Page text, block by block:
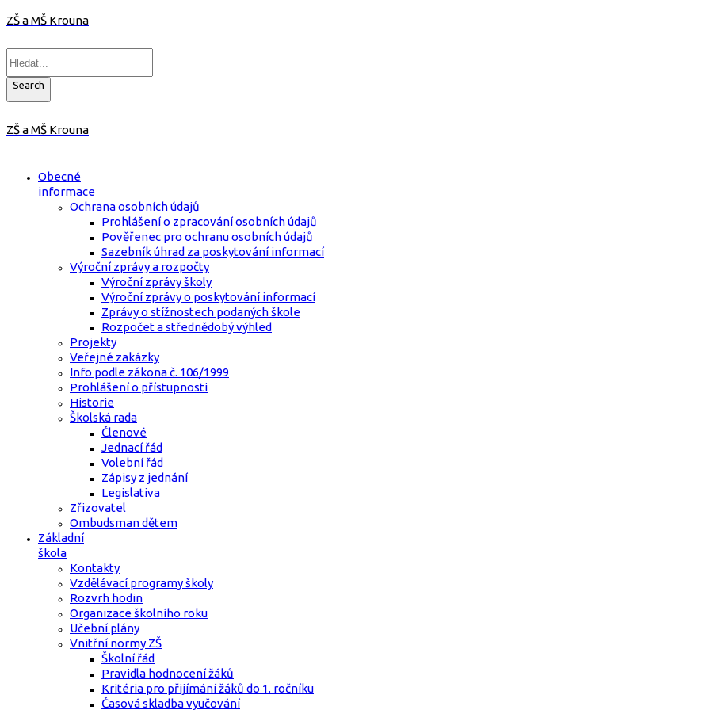
ZŠ a MŠ Krouna
Search
ZŠ a MŠ Krouna
Obecné
informace
Ochrana osobních údajů
Prohlášení o zpracování osobních údajů
Pověřenec pro ochranu osobních údajů
Sazebník úhrad za poskytování informací
Výroční zprávy a rozpočty
Výroční zprávy školy
Výroční zprávy o poskytování informací
Zprávy o stížnostech podaných škole
Rozpočet a střednědobý výhled
Projekty
Veřejné zakázky
Info podle zákona č. 106/1999
Prohlášení o přístupnosti
Historie
Školská rada
Členové
Jednací řád
Volební řád
Zápisy z jednání
Legislativa
Zřizovatel
Ombudsman dětem
Základní
škola
Kontakty
Vzdělávací programy školy
Rozvrh hodin
Organizace školního roku
Učební plány
Vnitřní normy ZŠ
Školní řád
Pravidla hodnocení žáků
Kritéria pro přijímání žáků do 1. ročníku
Časová skladba vyučování